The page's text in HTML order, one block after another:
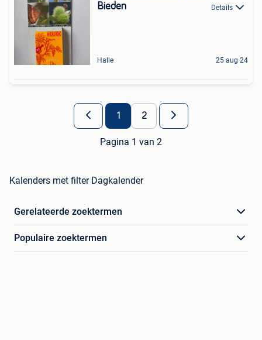
Bieden Details
Halle 25 aug 24
1 2
Pagina 1 van 2
Kalenders met filter Dagkalender
Gerelateerde zoektermen
Populaire zoektermen